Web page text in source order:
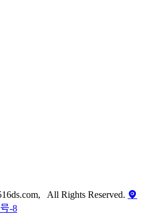
All Rights Reserved.
-8